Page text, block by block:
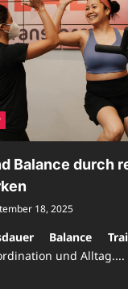
Balance durch
18, 2025
Balance
und Alltag....